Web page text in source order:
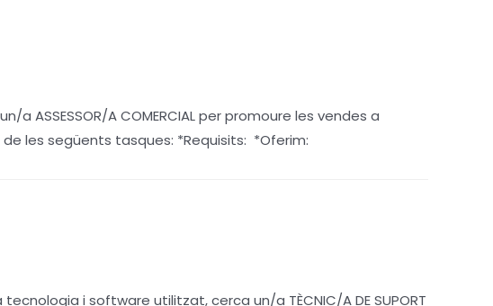
ASSESSOR/A COMERCIAL per promoure les vendes a
les següents tasques: *Requisits: *Oferim:
i software utilitzat, cerca un/a TÈCNIC/A DE SUPORT